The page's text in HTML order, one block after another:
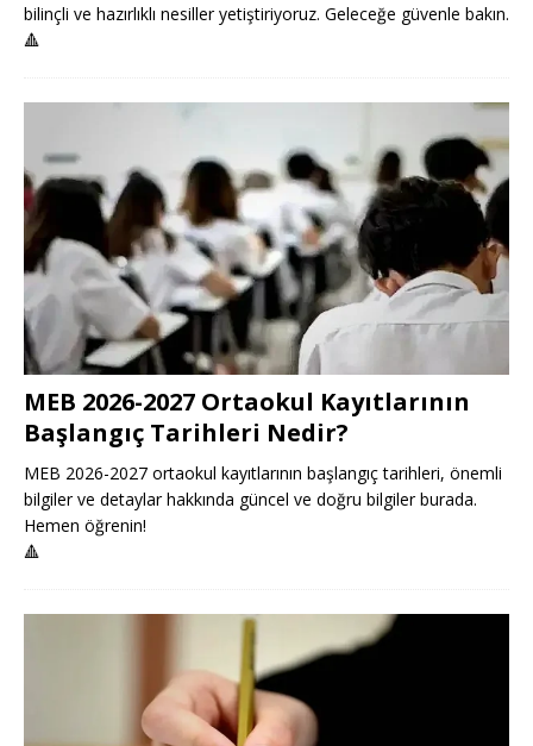
bilinçli ve hazırlıklı nesiller yetiştiriyoruz. Geleceğe güvenle bakın.
🔺
MEB 2026-2027 Ortaokul Kayıtlarının
Başlangıç Tarihleri Nedir?
MEB 2026-2027 ortaokul kayıtlarının başlangıç tarihleri, önemli
bilgiler ve detaylar hakkında güncel ve doğru bilgiler burada.
Hemen öğrenin!
🔺